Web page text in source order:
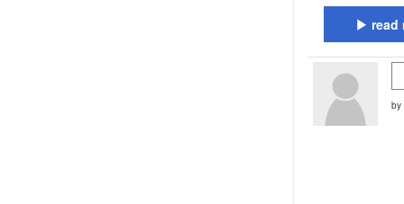
read
by